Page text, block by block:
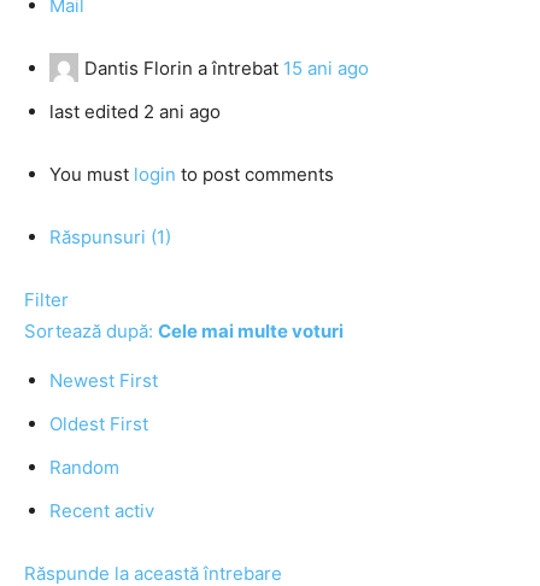
Mail
Dantis Florin a întrebat 15 ani ago
last edited 2 ani ago
You must login to post comments
Răspunsuri (1)
Filter
Sortează după: Cele mai multe voturi
Newest First
Oldest First
Random
Recent activ
Răspunde la această întrebare